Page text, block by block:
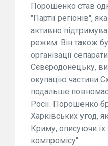
Порошенко став
"Партії регіонів",
активно
режим. Він також
організації
Сєвєродонецьку,
окупацію частини
подальше
Росії. Порошенко
Харківських угод,
Криму, описуючи їх
компромісу".